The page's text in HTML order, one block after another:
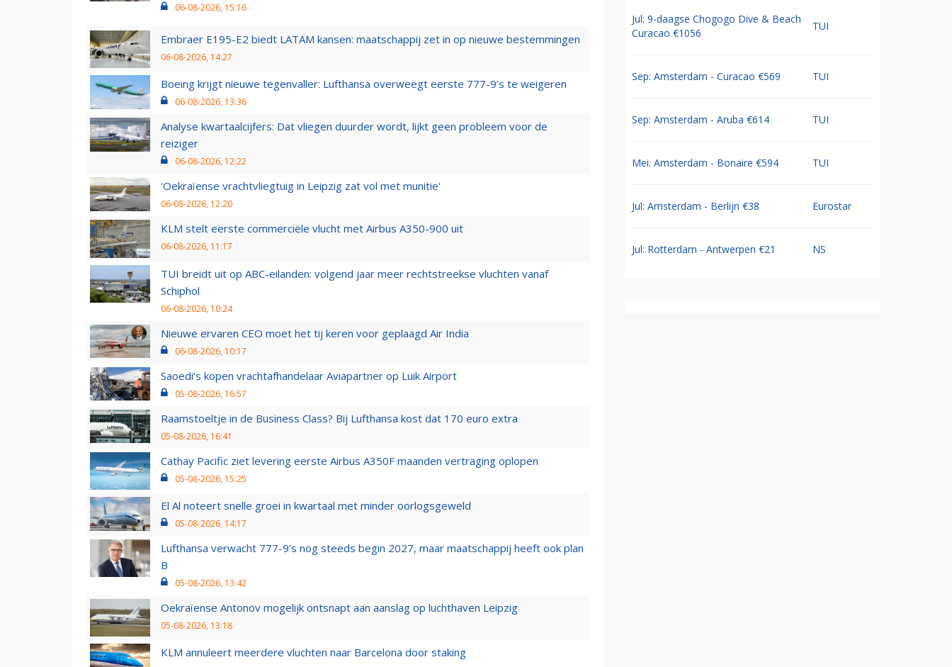
06-08-2026, 15:16
Embraer E195-E2 biedt LATAM kansen: maatschappij zet in op nieuwe bestemmingen
06-08-2026, 14:27
Boeing krijgt nieuwe tegenvaller: Lufthansa overweegt eerste 777-9’s te weigeren
06-08-2026, 13:36
Analyse kwartaalcijfers: Dat vliegen duurder wordt, lijkt geen probleem voor de
reiziger
06-08-2026, 12:22
'Oekraïense vrachtvliegtuig in Leipzig zat vol met munitie'
06-08-2026, 12:20
KLM stelt eerste commerciële vlucht met Airbus A350-900 uit
06-08-2026, 11:17
TUI breidt uit op ABC-eilanden: volgend jaar meer rechtstreekse vluchten vanaf
Schiphol
06-08-2026, 10:24
Nieuwe ervaren CEO moet het tij keren voor geplaagd Air India
06-08-2026, 10:17
Saoedi’s kopen vrachtafhandelaar Aviapartner op Luik Airport
05-08-2026, 16:57
Raamstoeltje in de Business Class? Bij Lufthansa kost dat 170 euro extra
05-08-2026, 16:41
Cathay Pacific ziet levering eerste Airbus A350F maanden vertraging oplopen
05-08-2026, 15:25
El Al noteert snelle groei in kwartaal met minder oorlogsgeweld
05-08-2026, 14:17
Lufthansa verwacht 777-9’s nog steeds begin 2027, maar maatschappij heeft ook plan
B
05-08-2026, 13:42
Oekraïense Antonov mogelijk ontsnapt aan aanslag op luchthaven Leipzig
05-08-2026, 13:18
KLM annuleert meerdere vluchten naar Barcelona door staking
Jul: 9-daagse Chogogo Dive & Beach
Curacao €1056
TUI
Sep: Amsterdam - Curacao €569 TUI
Sep: Amsterdam - Aruba €614 TUI
Mei: Amsterdam - Bonaire €594 TUI
Jul: Amsterdam - Berlijn €38 Eurostar
Jul: Rotterdam - Antwerpen €21 NS